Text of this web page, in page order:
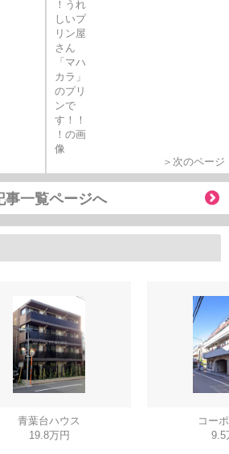
＞次のページ
事一覧ページへ
青葉台ハウス
19.8万円
コー
9.5